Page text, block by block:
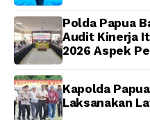
Polda Papua
Audit Kinerja
2026 Aspek
Kapolda
Laksanakan